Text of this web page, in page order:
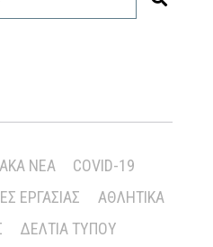
ΝΈΑ
COVID-19
ΕΡΓΑΣΊΑΣ
ΑΘΛΗΤΙΚΆ
ΔΕΛΤΊΑ ΤΎΠΟΥ